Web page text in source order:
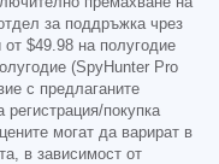
за поддръжка чрез
от $49.98 на полугодие
(SpyHunter Pro
с предлаганите
покупка
могат да варират в
в зависимост от